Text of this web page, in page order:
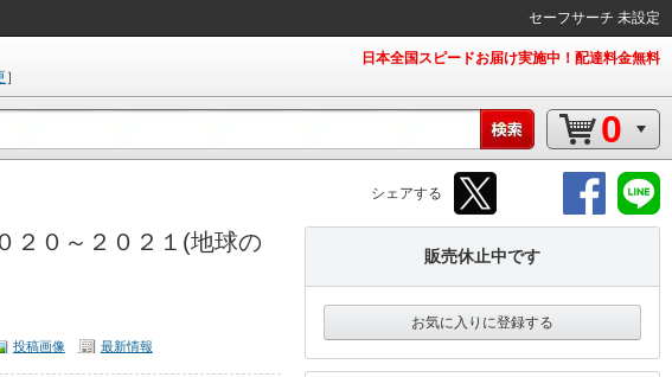
セーフサーチ 未設定
］
日本全国スピードお届け実施中！配達料金無料
0
シェアする
０～２０２１(地球の
投稿画像 最新情報
販売休止中です
お気に入りに登録する